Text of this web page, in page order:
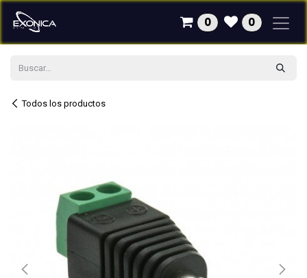
Ir al contenido
0 0
Todos los productos